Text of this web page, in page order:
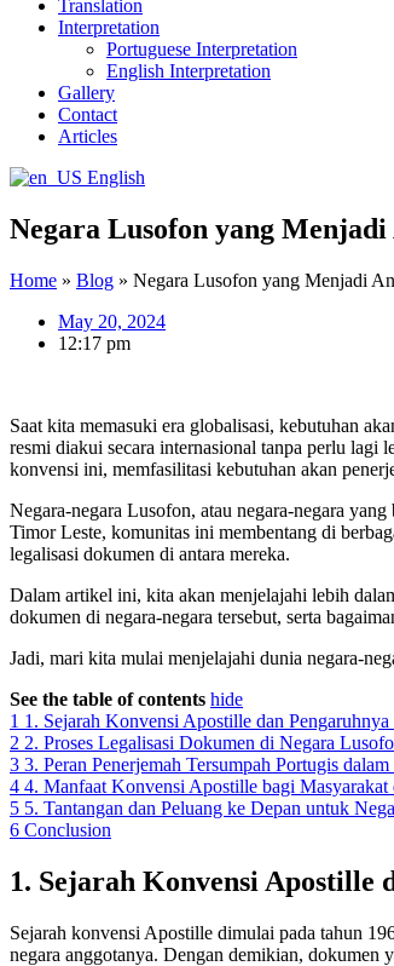
Translation
Interpretation
Portuguese Interpretation
English Interpretation
Gallery
Contact
Articles
English
Negara Lusofon yang
Home » Blog » Negara Lusofon yang Menjadi
May 20, 2024
12:17 pm
Saat kita memasuki era globalisasi, kebutuhan
resmi diakui secara internasional tanpa perlu lagi
konvensi ini, memfasilitasi kebutuhan akan
Negara-negara Lusofon, atau negara-negara
Timor Leste, komunitas ini membentang di
legalisasi dokumen di antara mereka.
Dalam artikel ini, kita akan menjelajahi lebih
dokumen di negara-negara tersebut, serta
Jadi, mari kita mulai menjelajahi dunia negara-
See the table of contents hide
1 1. Sejarah Konvensi Apostille dan
2 2. Proses Legalisasi Dokumen di Negara
3 3. Peran Penerjemah Tersumpah Portugis
4 4. Manfaat Konvensi Apostille bagi
5 5. Tantangan dan Peluang ke Depan untuk
6 Conclusion
1. Sejarah Konvensi Apostille
Sejarah konvensi Apostille dimulai pada tahun
negara anggotanya. Dengan demikian, dokumen